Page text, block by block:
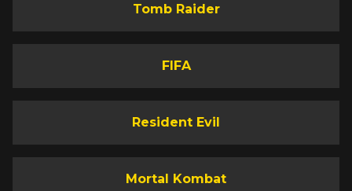
Tomb Raider
FIFA
Resident Evil
Mortal Kombat